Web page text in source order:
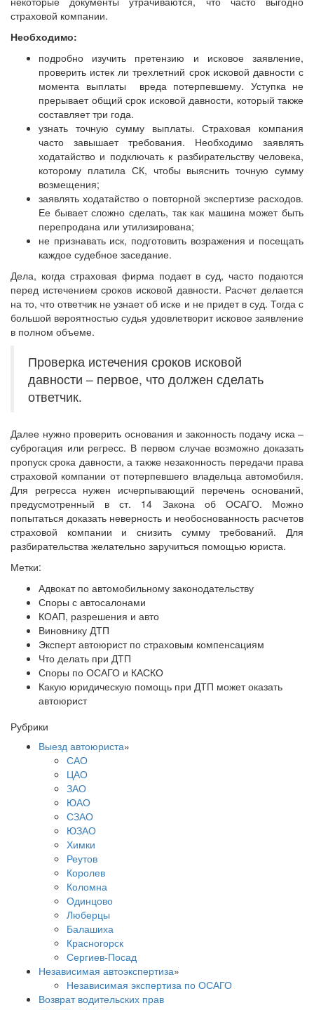
страховой компании.
Необходимо:
подробно изучить претензию и исковое заявление,
проверить истек ли трехлетний срок исковой давности с
момента выплаты вреда потерпевшему. Уступка не
прерывает общий срок исковой давности, который также
составляет три года.
узнать точную сумму выплаты. Страховая компания
часто завышает требования. Необходимо заявлять
ходатайство и подключать к разбирательству человека,
которому платила СК, чтобы выяснить точную сумму
возмещения;
заявлять ходатайство о повторной экспертизе расходов.
Ее бывает сложно сделать, так как машина может быть
перепродана или утилизирована;
не признавать иск, подготовить возражения и посещать
каждое судебное заседание.
Дела, когда страховая фирма подает в суд, часто подаются
перед истечением сроков исковой давности. Расчет делается
на то, что ответчик не узнает об иске и не придет в суд. Тогда с
большой вероятностью судья удовлетворит исковое заявление
в полном объеме.
Проверка истечения сроков исковой
давности – первое, что должен сделать
ответчик.
Далее нужно проверить основания и законность подачу иска –
суброгация или регресс. В первом случае возможно доказать
пропуск срока давности, а также незаконность передачи права
страховой компании от потерпевшего владельца автомобиля.
Для регресса нужен исчерпывающий перечень оснований,
предусмотренный в ст. 14 Закона об ОСАГО. Можно
попытаться доказать неверность и необоснованность расчетов
страховой компании и снизить сумму требований. Для
разбирательства желательно заручиться помощью юриста.
Метки:
Адвокат по автомобильному законодательству
Споры с автосалонами
КОАП, разрешения и авто
Виновнику ДТП
Эксперт автоюрист по страховым компенсациям
Что делать при ДТП
Споры по ОСАГО и КАСКО
Какую юридическую помощь при ДТП может оказать
автоюрист
Рубрики
Выезд автоюриста»
САО
ЦАО
ЗАО
ЮАО
СЗАО
ЮЗАО
Химки
Реутов
Королев
Коломна
Одинцово
Люберцы
Балашиха
Красногорск
Сергиев-Посад
Независимая автоэкспертиза»
Независимая экспертиза по ОСАГО
Возврат водительских прав